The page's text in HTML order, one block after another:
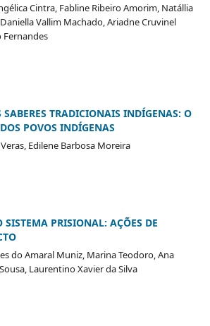
Cintra, Fabline Ribeiro Amorim, Natállia
Vallim Machado, Ariadne Cruvinel
Fernandes
TRADICIONAIS INDÍGENAS: O
POVOS INDÍGENAS
Edilene Barbosa Moreira
PRISIONAL: AÇÕES DE
do Amaral Muniz, Marina Teodoro, Ana
Laurentino Xavier da Silva